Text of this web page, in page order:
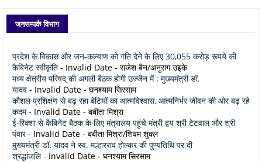
जनसम्पर्क विभाग
प्रदेश के विकास और जन-कल्याण को गति देने के लिए 30,055 करोड़ रूपये की
कैबिनेट स्वीकृति - Invalid Date - राजेश बैन/अनुराग उइके
मध्य क्षेत्रीय परिषद् की अगली बैठक होगी उज्जैन में : मुख्यमंत्री डॉ.
यादव - Invalid Date - घनश्याम सिरसाम
कौशल प्रशिक्षण से बढ़ रहा बेटियों का आत्मविश्वास, आत्मनिर्भर जीवन की ओर बढ़ रहे
कदम- Invalid Date - बबीता मिश्रा
ई-रिक्शा से कैबिनेट बैठक के लिए मंत्रालय पहुंचे मंत्री द्वय श्री टेटवाल और श्री
पंवार- Invalid Date - बबीता मिश्रा/शिवम शुक्ल
मुख्यमंत्री डॉ. यादव ने स्व. मल्हारराव होल्कर की पुण्यतिथि पर दी
श्रद्धांजलि- Invalid Date - घनश्याम सिरसाम